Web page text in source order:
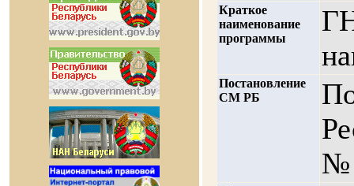
Краткое
наименование
программы
Постановление
СМ РБ
№